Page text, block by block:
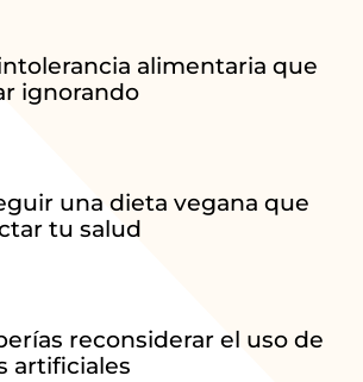
alimentaria que
ignorando
una dieta vegana que
tu salud
reconsiderar el uso de
artificiales